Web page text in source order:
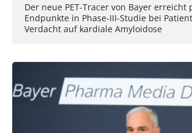
Der neue PET-Tracer von Bayer erreicht
Endpunkte in Phase-III-Studie bei
Verdacht auf kardiale Amyloidose